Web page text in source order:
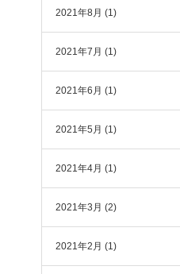
2021年8月 (1)
2021年7月 (1)
2021年6月 (1)
2021年5月 (1)
2021年4月 (1)
2021年3月 (2)
2021年2月 (1)